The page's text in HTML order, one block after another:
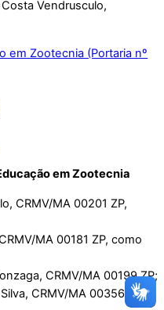
Vendrusculo,
em Zootecnia (Portaria nº
em Zootecnia
CRMV/MA 00201 ZP,
MA 00181 ZP, como
CRMV/MA 00199 ZP;
CRMV/MA 00356 ZP;